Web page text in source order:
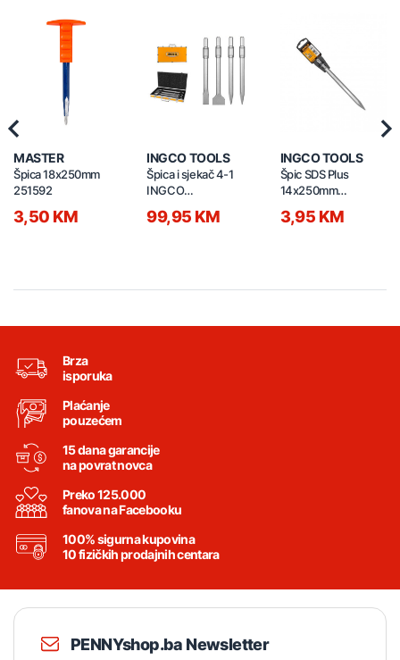
MASTER
Špica 18x250mm
251592
3,50 KM
INGCO TOOLS
Špica i sjekač 4-1
INGCO
99,95 KM
INGCO TOOLS
Špic SDS Plus
14x250mm
3,95 KM
Brza
isporuka
Plaćanje
pouzećem
15 dana garancije
na povrat novca
Preko 125.000
fanova na Facebooku
100% sigurna kupovina
10 fizičkih prodajnih centara
PENNYshop.ba Newsletter